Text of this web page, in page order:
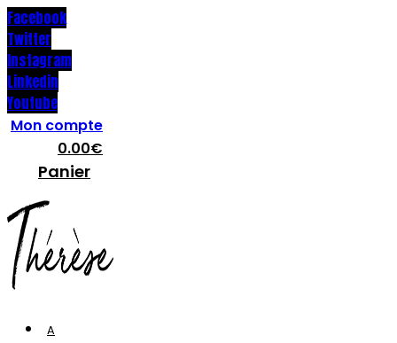
Facebook
Twitter
Instagram
Linkedin
Youtube
Mon compte
0.00€
Panier
A